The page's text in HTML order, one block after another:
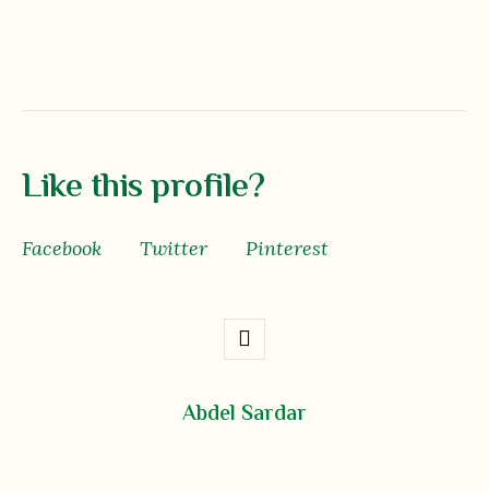
Like this profile?
Facebook Twitter Pinterest
Abdel Sardar